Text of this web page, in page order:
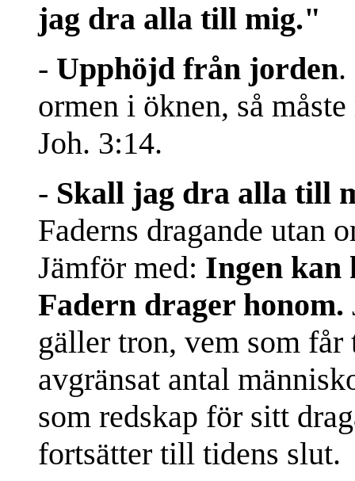
jag dra alla till mig."
- Upphöjd från jorden.
ormen i öknen, så
Joh. 3:14.
- Skall jag dra alla till
Faderns dragande utan
Jämför med: Ingen kan
Fadern drager honom.
gäller tron, vem som får
avgränsat antal
som redskap för sitt
fortsätter till tidens slut.